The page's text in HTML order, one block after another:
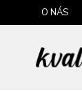
O NÁS